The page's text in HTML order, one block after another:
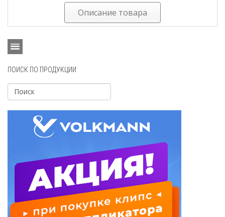
Описание товара
ПОИСК ПО ПРОДУКЦИИ